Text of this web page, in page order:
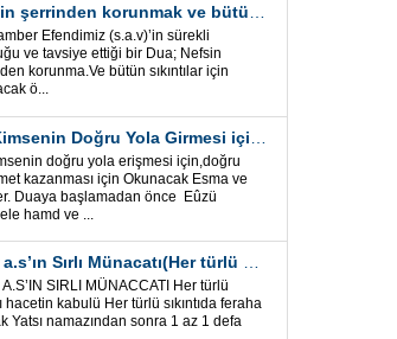
Efendimiz (s.a.v)’in sürekli
ve tavsiye ettiği bir Dua; Nefsin
korunma.Ve bütün sıkıntılar için
ö...
doğru yola erişmesi için,doğru
kazanması için Okunacak Esma ve
Duaya başlamadan önce Eûzü
hamd ve ...
A.S’IN SIRLI MÜNACCATI Her türlü
hacetin kabulü Her türlü sıkıntıda feraha
Yatsı namazından sonra 1 az 1 defa